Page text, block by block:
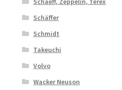
Schäffer
Schmidt
Takeuchi
Volvo
Wacker Neuson